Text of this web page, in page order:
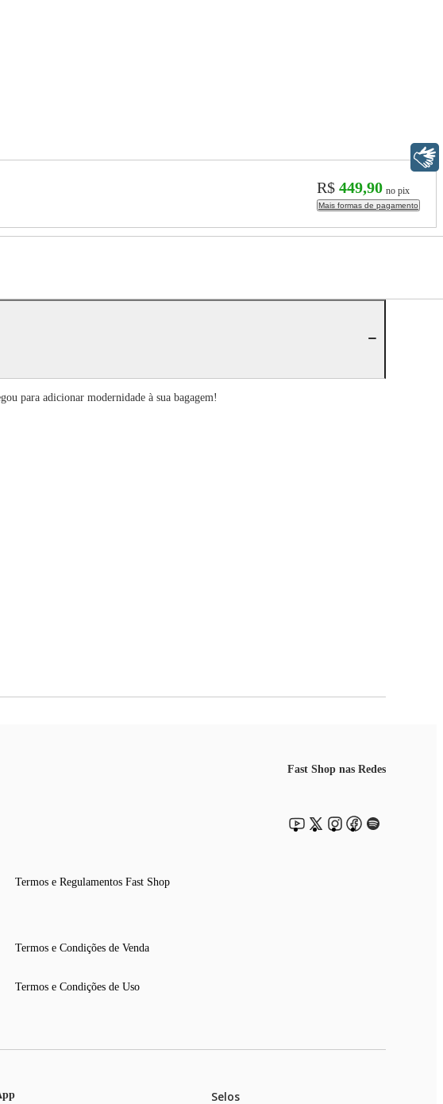
R$ 449,90 no pix
Mais formas de pagamento
para adicionar modernidade à sua bagagem!
Termos e Regulamentos Fast Shop
Termos e Condições de Venda
Termos e Condições de Uso
Fast Shop nas Redes
Selos
Libras